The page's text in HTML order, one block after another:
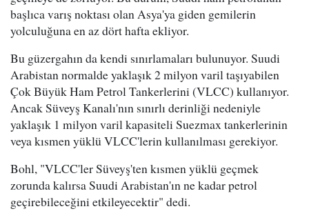
başlıca varış noktası olan Asya'ya giden gemilerin
yolculuğuna en az dört hafta ekliyor.
Bu güzergahın da kendi sınırlamaları bulunuyor. Suudi
Arabistan normalde yaklaşık 2 milyon varil taşıyabilen
Çok Büyük Ham Petrol Tankerlerini (VLCC) kullanıyor.
Ancak Süveyş Kanalı'nın sınırlı derinliği nedeniyle
yaklaşık 1 milyon varil kapasiteli Suezmax tankerlerinin
veya kısmen yüklü VLCC'lerin kullanılması gerekiyor.
Bohl, "VLCC'ler Süveyş'ten kısmen yüklü geçmek
zorunda kalırsa Suudi Arabistan'ın ne kadar petrol
geçirebileceğini etkileyecektir" dedi.